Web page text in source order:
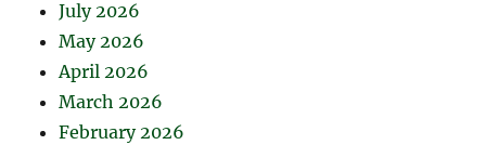
July 2026
May 2026
April 2026
March 2026
February 2026